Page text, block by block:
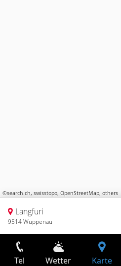
©search.ch, swisstopo, OpenStreetMap, others
Langfuri
9514 Wuppenau
Tel Wetter Karte